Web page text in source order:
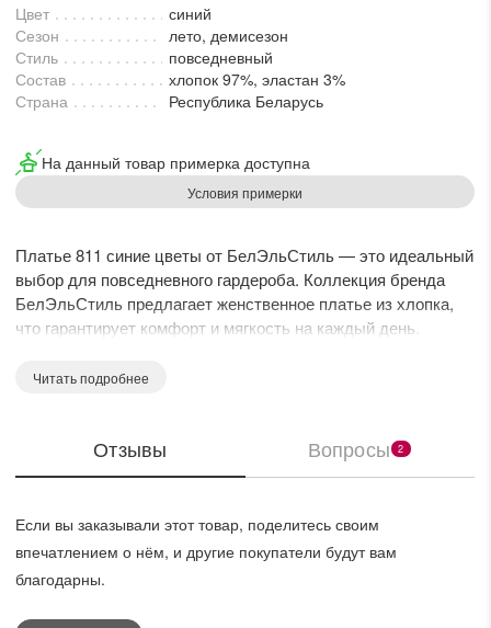
Цвет
синий
Сезон
лето, демисезон
Стиль
повседневный
Состав
хлопок 97%, эластан 3%
Страна
Республика Беларусь
На данный товар примерка доступна
Условия примерки
Платье 811 синие цветы от БелЭльСтиль — это идеальный
выбор для повседневного гардероба. Коллекция бренда
БелЭльСтиль предлагает женственное платье из хлопка,
что гарантирует комфорт и мягкость на каждый день.
фигуре стройность, а длина ниже колен и застёжка на
с манжетами добавляют изящества. Платье оформлено
ярким цветочным принтом на синем фоне. Этот наряд
предназначен как для работы, так и для прогулок в
выходные. Длина по спинке составляет 117 см, а длина
Читать подробнее
Отзывы Вопросы 2
Если вы заказывали этот товар, поделитесь своим
впечатлением о нём, и другие покупатели будут вам
благодарны.